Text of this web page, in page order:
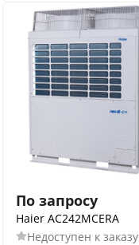
По запросу
Haier AC242MCERA
Недоступен к заказу